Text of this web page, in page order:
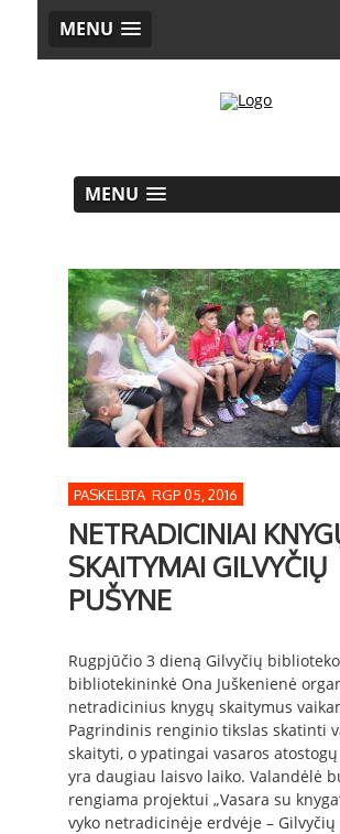
MENU
MENU
PASKELBTA RGP 05, 2016
NETRADICINIAI
SKAITYMAI GILVYČIŲ
PUŠYNE
Rugpjūčio 3 dieną Gilvyčių
bibliotekininkė Ona Juškenienė
netradicinius knygų skaitymus
Pagrindinis renginio tikslas skatinti
skaityti, o ypatingai vasaros
yra daugiau laisvo laiko. Valandėlė
rengiama projektui „Vasara su
vyko netradicinėje erdvėje – Gilvyčių